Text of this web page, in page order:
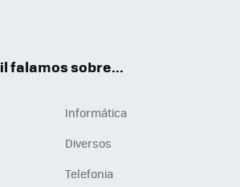
falamos sobre...
Informática
Diversos
Telefonia